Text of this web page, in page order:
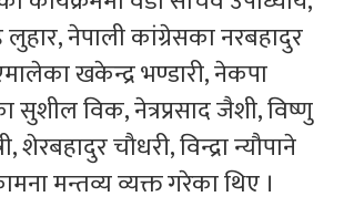
नेपाली कांग्रेसका नरबहादुर
खकेन्द्र भण्डारी, नेकपा
सुशील विक, नेत्रप्रसाद जैशी, विष्णु
शेरबहादुर चौधरी, विन्द्रा न्यौपाने
मन्तव्य व्यक्त गरेका थिए ।